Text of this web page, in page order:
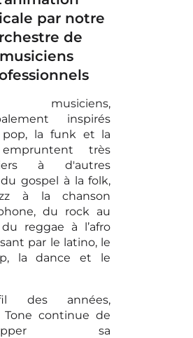
par notre
de
musiciens
musiciens,
inspirés
pop, la funk et la
très
à d'autres
gospel à la folk,
à la chanson
du rock au
reggae à l’afro
par le latino, le
la dance et le
des années,
Tone continue de
sa